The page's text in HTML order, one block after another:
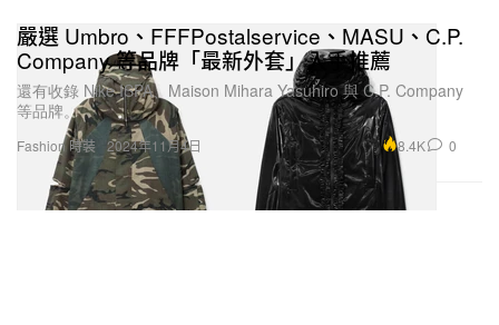
Fashion 時裝
嚴選 Umbro、FFFPostalservice、MASU、C.P.
Company 等品牌「最新外套」入手推薦
還有收錄 Nike ISPA、Maison Mihara Yasuhiro 與 C.P. Company
等品牌。
2024年11月4日 8.4K 0